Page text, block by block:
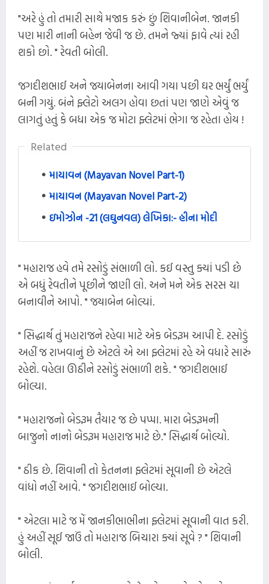
"અરે હું તો તમારી સાથે મજાક કરું છું શિવાનીબેન. જાનકી
પણ મારી નાની બહેન જેવી જ છે. તમને જ્યાં ફાવે ત્યાં રહી
શકો છો. " રેવતી બોલી.
જગદીશભાઈ અને જયાબેનના આવી ગયા પછી ઘર ભર્યું ભર્યું
બની ગયું. બંને ફ્લેટો અલગ હોવા છતાં પણ જાણે એવું જ
લાગતું હતું કે બધા એક જ મોટા ફ્લેટમાં ભેગા જ રહેતા હોય !
Related
માયાવન (Mayavan Novel Part-1)
માયાવન (Mayavan Novel Part-2)
ઇમોઝોન -21 (લઘુનવલ) લેખિકા:- હીના મોદી
" મહારાજ હવે તમે રસોડું સંભાળી લો. કઈ વસ્તુ ક્યાં પડી છે
એ બધું રેવતીને પૂછીને જાણી લો. અને મને એક સરસ ચા
બનાવીને આપો. " જયાબેન બોલ્યાં.
" સિદ્ધાર્થ તું મહારાજને રહેવા માટે એક બેડરૂમ આપી દે. રસોડું
અહીં જ રાખવાનું છે એટલે એ આ ફ્લેટમાં રહે એ વધારે સારું
રહેશે. વહેલા ઊઠીને રસોડું સંભાળી શકે. " જગદીશભાઈ
બોલ્યા.
" મહારાજનો બેડરૂમ તૈયાર જ છે પપ્પા. મારા બેડરૂમની
બાજુનો નાનો બેડરૂમ મહારાજ માટે છે." સિદ્ધાર્થ બોલ્યો.
" ઠીક છે. શિવાની તો કેતનના ફ્લેટમાં સૂવાની છે એટલે
વાંધો નહીં આવે. " જગદીશભાઈ બોલ્યા.
" એટલા માટે જ મેં જાનકીભાભીના ફ્લેટમાં સૂવાની વાત કરી.
હું અહીં સૂઈ જાઉં તો મહારાજ બિચારા ક્યાં સૂવે ? " શિવાની
બોલી.